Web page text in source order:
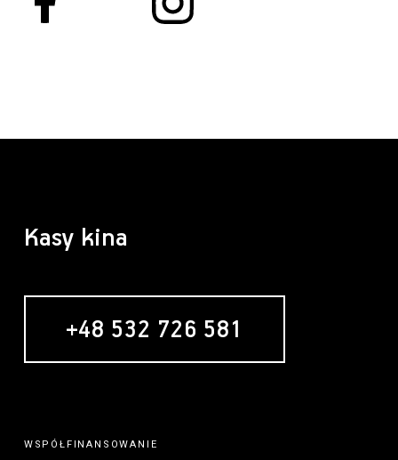
Kasy kina
+48 532 726 581
WSPÓŁFINANSOWANIE